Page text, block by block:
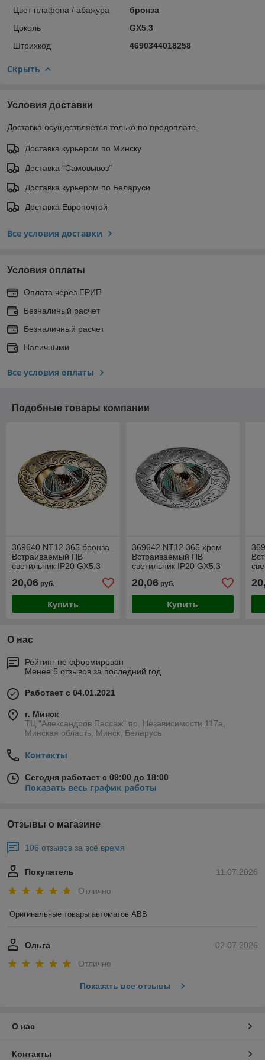
Цвет плафона / абажура
бронза
Цоколь
GX5.3
Штрихкод
4690344018258
Скрыть
Условия доставки
Доставка осуществляется только по предоплате.
Доставка курьером по Минску
Доставка "Самовывоз"
Доставка курьером по Беларуси
Доставка Европочтой
Все условия доставки
Условия оплаты
Оплата через ЕРИП
Безналиный расчет
Безналичный расчет
Наличными
Все условия оплаты
Подобные товары компании
369640 NT12 365 бронза
Встраиваемый ПВ
светильник IP20 GX5.3
20,06 руб.
Купить
369642 NT12 365 хром
Встраиваемый ПВ
светильник IP20 GX5.3
20,06руб.
Купить
О нас
Рейтинг не сформирован
Менее 5 отзывов за последний год
Работает с 04.01.2021
г. Минск
ТЦ "Александров Пассаж" пр. Независимости 117а,
Минская область, Минск, Беларусь
Контакты
Сегодня работает с 09:00 до 18:00
Показать весь график работы
Отзывы о магазине
106 отзывов за всё время
11.07.2026
Покупатель
Отлично
Оригинальные товары автоматов ABB
02.07.2026
Ольга
Отлично
Показать все отзывы
О нас
Контакты